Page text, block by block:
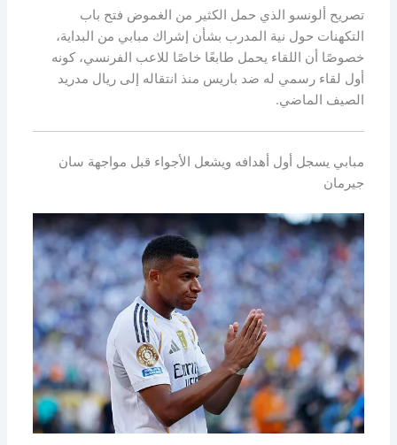
تصريح ألونسو الذي حمل الكثير من الغموض فتح باب
التكهنات حول نية المدرب بشأن إشراك مبابي من البداية،
خصوصًا أن اللقاء يحمل طابعًا خاصًا للاعب الفرنسي، كونه
أول لقاء رسمي له ضد باريس منذ انتقاله إلى ريال مدريد
الصيف الماضي.
مبابي يسجل أول أهدافه ويشعل الأجواء قبل مواجهة سان
جيرمان